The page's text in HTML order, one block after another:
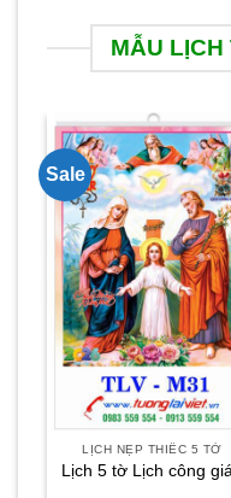
MẪU
Sale
LỊCH NẸP THIẾC 5 TỜ
Lịch 5 tờ Lịch công